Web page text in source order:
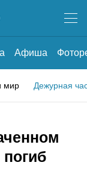
Афиша
мир Дежурная